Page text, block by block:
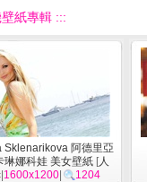
紙專輯 :::
Sklenarikova 阿德里亞
琳娜科娃 美女壁紙[人
物]
1600x1200 1204